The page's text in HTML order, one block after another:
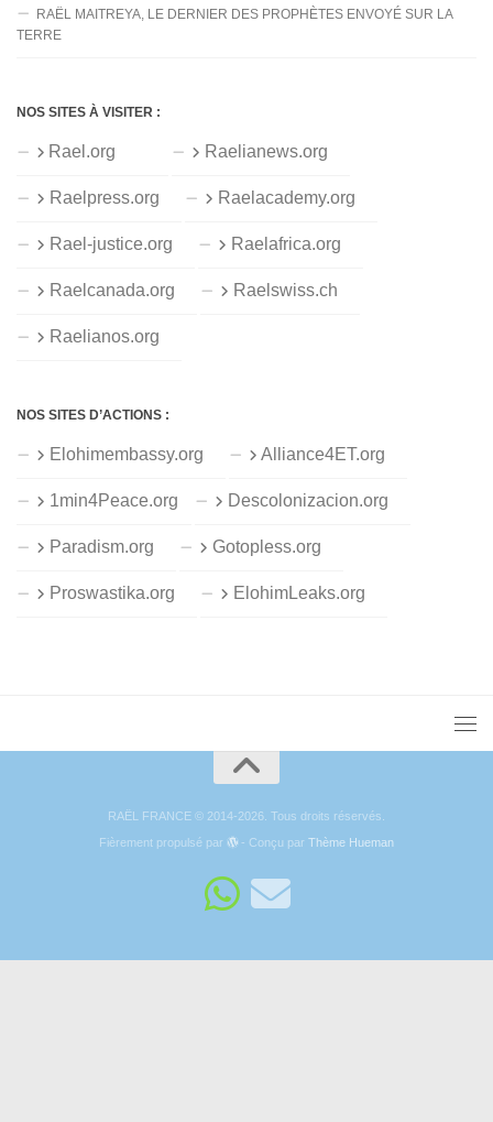
RAËL MAITREYA, LE DERNIER DES PROPHÈTES ENVOYÉ SUR LA
TERRE
NOS SITES À VISITER :
Rael.org Raelianews.org
Raelpress.org Raelacademy.org
Rael-justice.org Raelafrica.org
Raelcanada.org Raelswiss.ch
Raelianos.org
NOS SITES D’ACTIONS :
Elohimembassy.org Alliance4ET.org
1min4Peace.org Descolonizacion.org
Paradism.org Gotopless.org
Proswastika.org ElohimLeaks.org
RAËL FRANCE © 2014-2026. Tous droits réservés.
Fièrement propulsé par
- Conçu parThème Hueman